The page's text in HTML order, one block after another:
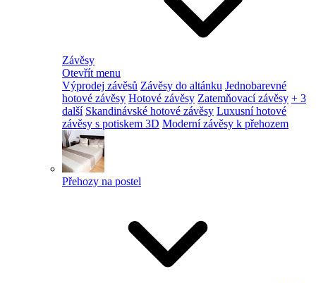
Závěsy
Otevřít menu
Výprodej závěsů Závěsy do altánku Jednobarevné
hotové závěsy Hotové závěsy Zatemňovací závěsy + 3
další Skandinávské hotové závěsy Luxusní hotové
závěsy s potiskem 3D Moderní závěsy k přehozem
Přehozy na postel